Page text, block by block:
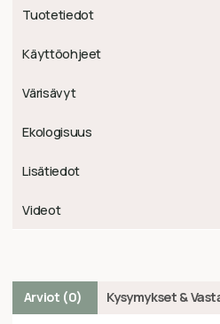
Tuotetiedot
Käyttöohjeet
Värisävyt
Ekologisuus
Lisätiedot
Videot
Arviot (0) Kysymykset &